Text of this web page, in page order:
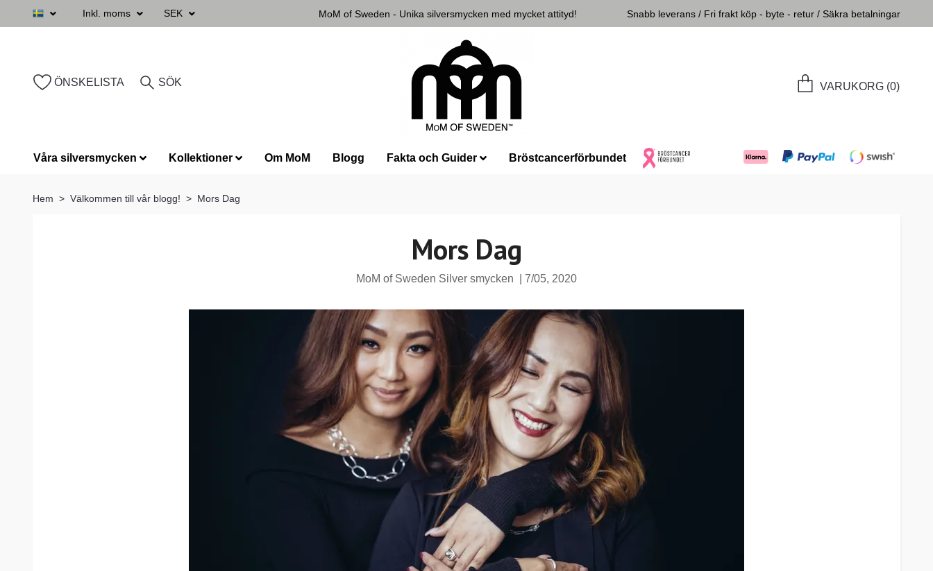
Inkl. moms SEK MoM of Sweden - Unika silversmycken med mycket attityd! Snabb leverans / Fri frakt köp - byte - retur / Säkra betalningar
ÖNSKELISTA SÖK VARUKORG (0)
Våra silversmycken Kollektioner Om MoM Blogg Fakta och Guider Bröstcancerförbundet
Hem Välkommen till vår blogg! Mors Dag
Mors Dag
MoM of Sweden Silver smycken 7/05, 2020